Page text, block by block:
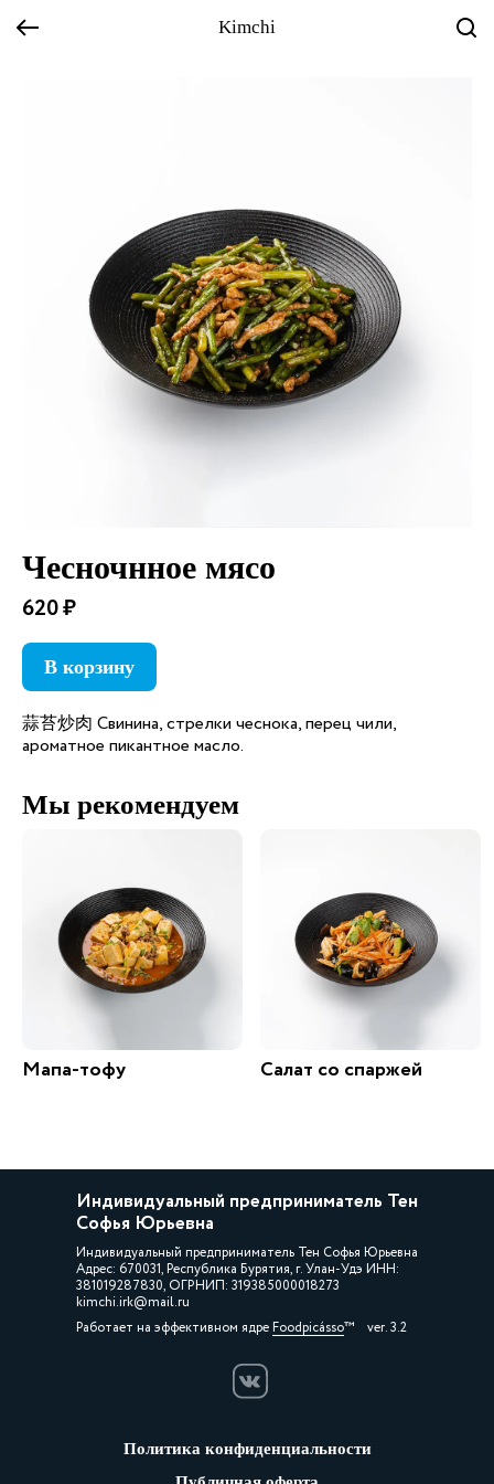
Kimchi
Чесночнное мясо
620 ₽
В корзину
蒜苔炒肉 Свинина, стрелки чеснока, перец чили,
ароматное пикантное масло.
Мы рекомендуем
Мапа-тофу Салат со спаржей
Индивидуальный предприниматель Тен
Софья Юрьевна
Индивидуальный предприниматель Тен Софья Юрьевна
Адрес: 670031, Республика Бурятия, г. Улан-Удэ ИНН:
381019287830, ОГРНИП: 319385000018273
kimchi.irk@mail.ru
Работает на эффективном ядре Foodpicássover. 3.2
Политика конфиденциальности